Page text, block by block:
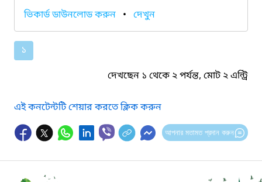
ভিকার্ড ডাউনলোড করুন • দেখুন
১
দেখছেন ১ থেকে ২ পর্যন্ত, মোট ২ এন্ট্রি
এই কনটেন্টটি শেয়ার করতে ক্লিক করুন
আপনার মতামত প্রদান করুন